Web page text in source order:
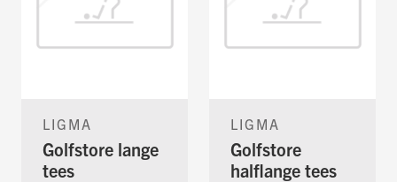
LIGMA
Golfstore lange
tees
LIGMA
Golfstore
halflange tees